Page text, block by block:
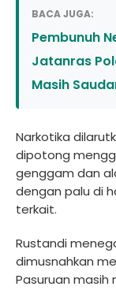
BACA JUGA:
Pembunuh
Jatanras
Masih
Narkotika
dipotong
genggam dan
dengan palu di
terkait.
Rustandi
dimusnahkan
Pasuruan masih